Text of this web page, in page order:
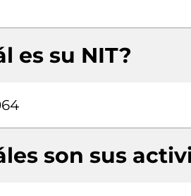
es su NIT?
son sus